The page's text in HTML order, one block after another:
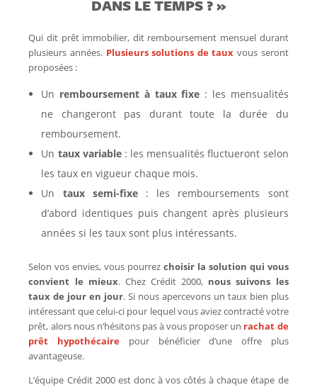
DANS LE TEMPS ? »
Qui dit prêt immobilier, dit remboursement mensuel durant
plusieurs années. Plusieurs solutions de taux vous seront
proposées :
Un remboursement à taux fixe : les mensualités
ne changeront pas durant toute la durée du
remboursement.
Un taux variable: les mensualités fluctueront selon
les taux en vigueur chaque mois.
Un taux semi-fixe: les remboursements sont
d’abord identiques puis changent après plusieurs
années si les taux sont plus intéressants.
Selon vos envies, vous pourrez choisir la solution qui vous
convient le mieux. Chez Crédit 2000, nous suivons les
taux de jour en jour. Si nous apercevons un taux bien plus
intéressant que celui-ci pour lequel vous aviez contracté votre
prêt, alors nous n’hésitons pas à vous proposer un rachat de
prêt hypothécaire pour bénéficier d’une offre plus
avantageuse.
L’équipe Crédit 2000 est donc à vos côtés à chaque étape de